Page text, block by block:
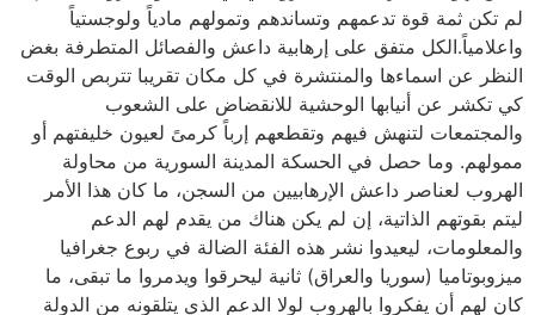
لم تكن ثمة قوة تدعمهم وتساندهم وتمولهم مادياً ولوجستياً
واعلامياً.الكل متفق على إرهابية داعش والفصائل المتطرفة بغض
النظر عن اسماءها والمنتشرة في كل مكان تقريبا تتربص الوقت
كي تكشر عن أنيابها الوحشية للانقضاض على الشعوب
والمجتمعات لتنهش فيهم وتقطعهم إرباً كرمىً لعيون خليفتهم أو
ممولهم. وما حصل في الحسكة المدينة السورية من محاولة
الهروب لعناصر داعش الإرهابيين من السجن، ما كان هذا الأمر
ليتم بقوتهم الذاتية، إن لم يكن هناك من يقدم لهم الدعم
والمعلومات، ليعيدوا نشر هذه الفئة الضالة في ربوع جغرافيا
ميزوبوتاميا (سوريا والعراق) ثانية ليحرقوا ويدمروا ما تبقى، ما
كان لهم أن يفكروا بالهروب لولا الدعم الذي يتلقونه من الدولة